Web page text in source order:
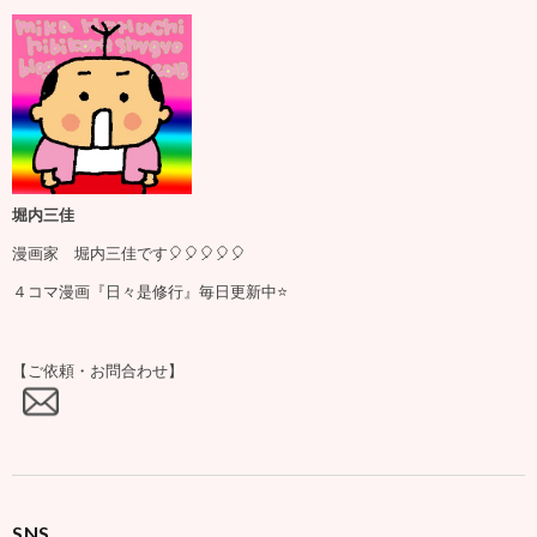
堀内三佳
漫画家 堀内三佳です🎈🎈🎈🎈🎈
４コマ漫画『日々是修行』毎日更新中⭐️
【ご依頼・お問合わせ】